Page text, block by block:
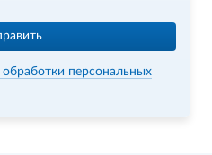
обработки персональных